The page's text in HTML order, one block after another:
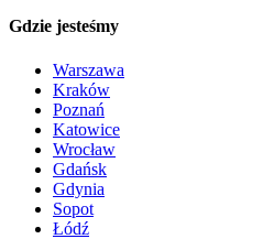
Gdzie jesteśmy
Warszawa
Kraków
Poznań
Katowice
Wrocław
Gdańsk
Gdynia
Sopot
Łódź